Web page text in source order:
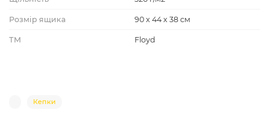
Розмір ящика 90 х 44 х 38 см
ТМ Floyd
Кепки